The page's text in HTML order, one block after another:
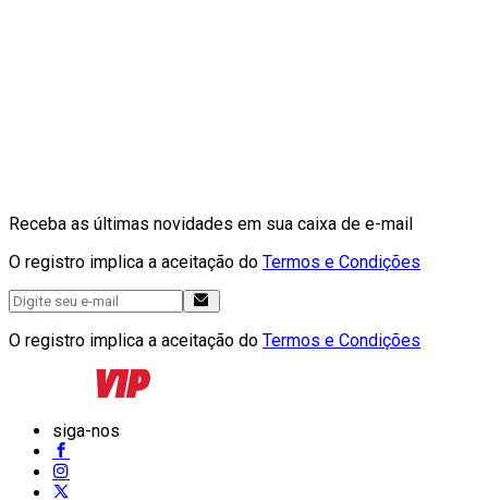
Receba as últimas novidades em sua caixa de e-mail
O registro implica a aceitação do Termos e Condições
O registro implica a aceitação do Termos e Condições
siga-nos